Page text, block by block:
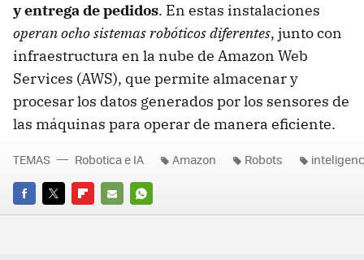
y entrega de pedidos. En estas instalaciones
operan ocho sistemas robóticos diferentes, junto con
infraestructura en la nube de Amazon Web
Services (AWS), que permite almacenar y
procesar los datos generados por los sensores de
las máquinas para operar de manera eficiente.
FACEBOOK
TWITTERFLIPBOARD
E-
WHATSAPP
TEMAS Robotica e IA Amazon Robots